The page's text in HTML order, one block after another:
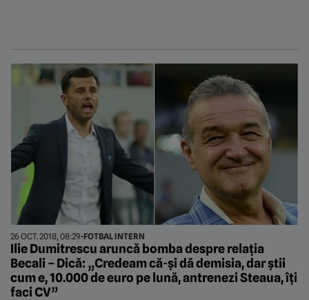
26 OCT. 2018, 08:29•FOTBAL INTERN
Ilie Dumitrescu aruncă bomba despre relația
Becali – Dică: „Credeam că-și dă demisia, dar știi
cum e, 10.000 de euro pe lună, antrenezi Steaua, îți
faci CV”